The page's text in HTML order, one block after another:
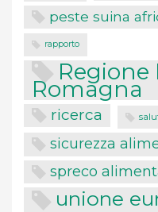
peste suina
rapporto
Regione
Romagna
ricerca
sicurezza
spreco
unione